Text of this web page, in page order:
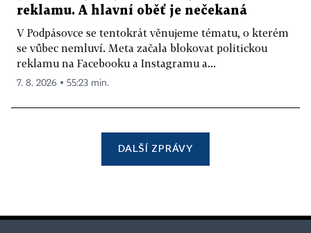
reklamu. A hlavní oběť je nečekaná
V Podpásovce se tentokrát věnujeme tématu, o kterém
se vůbec nemluví. Meta začala blokovat politickou
reklamu na Facebooku a Instagramu a...
7. 8. 2026 ▪ 55:23 min.
DALŠÍ ZPRÁVY